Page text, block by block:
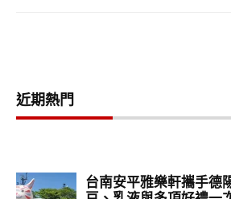
近期熱門